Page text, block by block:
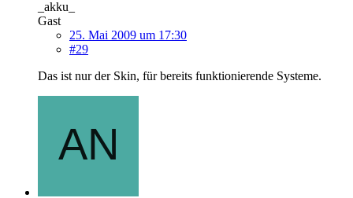
_akku_
Gast
25. Mai 2009 um 17:30
#29
Das ist nur der Skin, für bereits funktionierende Systeme.